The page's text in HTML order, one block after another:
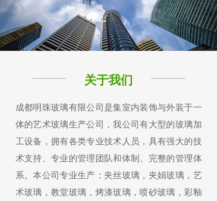
关于我们
成都明珠玻璃有限公司是集室内装饰与外装于一
体的艺术玻璃生产公司，我公司有大型的玻璃加
工设备，拥有各类专业技术人员，具有强大的技
术支持、专业的管理团队和体制、完整的管理体
系。本公司专业生产：夹丝玻璃，夹娟玻璃，艺
术玻璃，教堂玻璃，烤漆玻璃，喷砂玻璃，彩釉